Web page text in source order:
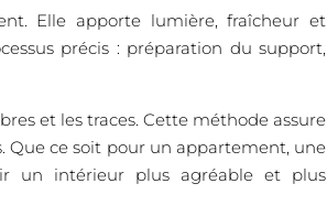
Elle apporte lumière, fraîcheur et
précis : préparation du support,
et les traces. Cette méthode assure
Que ce soit pour un appartement, une
un intérieur plus agréable et plus